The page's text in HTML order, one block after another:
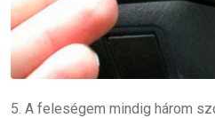
5. A feleségem mindig három